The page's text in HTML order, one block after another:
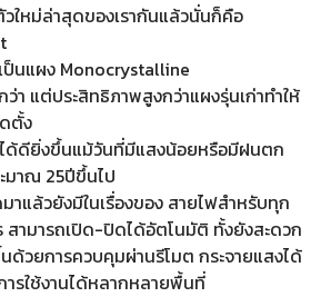
ใหม่ล่าสุดของเรากันแล้วนั่นก็คือ
ป็นแผง Monocrystalline
า แต่ประสิทธิภาพสูงกว่าแผงรุ่นเก่าทำให้
ตั้ง
ด้ดียิ่งขึ้นแม้วันที่มีแสงน้อยหรือมีฝนตก
มาณ 25ปีขึ้นไป
าแล้วยังมีในเรื่องของ สายไฟสำหรับทุก
สามารถเปิด-ปิดได้อัตโนมัติ ทั้งยังสะดวก
ด้วยการควบคุมผ่านรีโมต กระจายแสงได้
รใช้งานได้หลากหลายพื้นที่